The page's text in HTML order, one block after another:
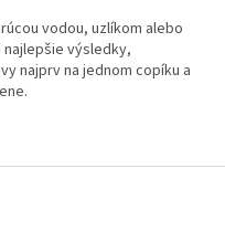
vodou, uzlíkom alebo
výsledky,
najprv na jednom copíku a